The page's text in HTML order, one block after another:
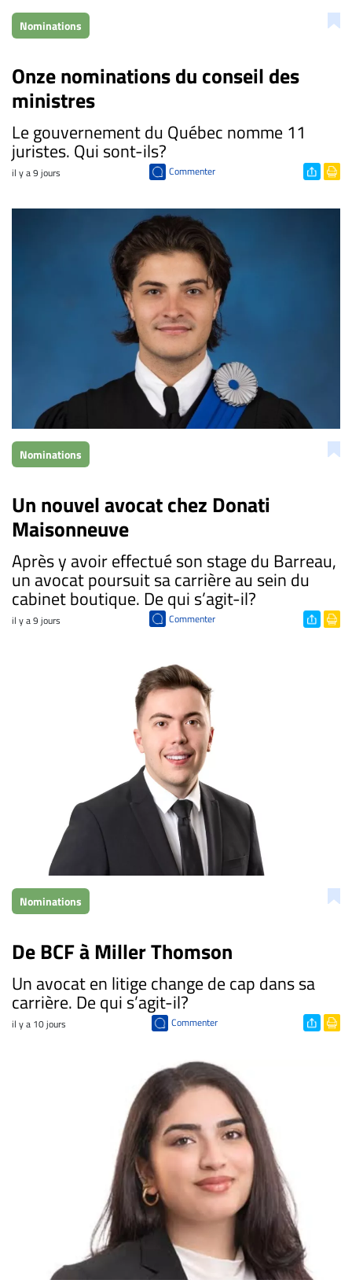
Nominations
Onze nominations du conseil des
ministres
​Le gouvernement du Québec nomme 11
juristes. Qui sont-ils?
il y a 9 jours Commenter
Nominations
Un nouvel avocat chez Donati
Maisonneuve
​Après y avoir effectué son stage du Barreau,
un avocat poursuit sa carrière au sein du
cabinet boutique. De qui s’agit-il?
il y a 9 jours Commenter
Nominations
De BCF à Miller Thomson
​Un avocat en litige change de cap dans sa
carrière. De qui s’agit-il?
il y a 10 jours Commenter